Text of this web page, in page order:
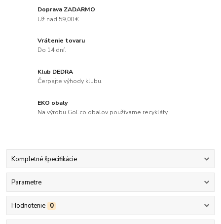
Doprava ZADARMO
Už nad 59,00 €
Vrátenie tovaru
Do 14 dní.
Klub DEDRA
Čerpajte výhody klubu.
EKO obaly
Na výrobu GoEco obalov používame recykláty.
Kompletné špecifikácie
Parametre
Hodnotenie 0